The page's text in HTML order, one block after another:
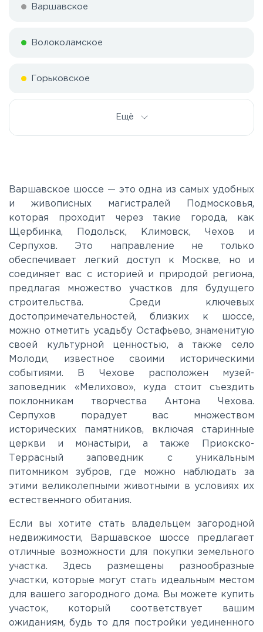
Варшавское
Волоколамское
Горьковское
Калужское
Каширское
Киевское
Ленинградское
Лихачевское
Минское
Можайское
Новорязанское
Рогачёвское
Рублево-Успенское
Ещё
Варшавское шоссе — это одна из самых удобных
и живописных магистралей Подмосковья,
которая проходит через такие города, как
Щербинка, Подольск, Климовск, Чехов и
Серпухов. Это направление не только
обеспечивает легкий доступ к Москве, но и
соединяет вас с историей и природой региона,
предлагая множество участков для будущего
строительства. Среди ключевых
достопримечательностей, близких к шоссе,
можно отметить усадьбу Остафьево, знаменитую
своей культурной ценностью, а также село
Молоди, известное своими историческими
событиями. В Чехове расположен музей-
заповедник «Мелихово», куда стоит съездить
поклонникам творчества Антона Чехова.
Серпухов порадует вас множеством
исторических памятников, включая старинные
церкви и монастыри, а также Приокско-
Террасный заповедник с уникальным
питомником зубров, где можно наблюдать за
этими великолепными животными в условиях их
естественного обитания.
Если вы хотите стать владельцем загородной
недвижимости, Варшавское шоссе предлагает
отличные возможности для покупки земельного
участка. Здесь размещены разнообразные
участки, которые могут стать идеальным местом
для вашего загородного дома. Вы можете купить
участок, который соответствует вашим
ожиданиям, будь то для постройки уединенного